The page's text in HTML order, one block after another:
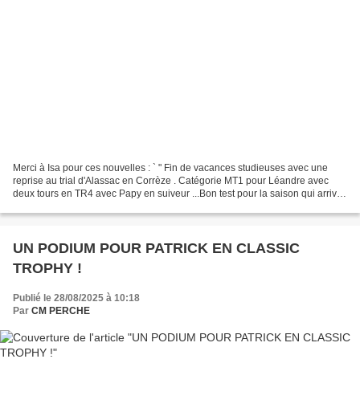
Merci à Isa pour ces nouvelles : ` " Fin de vacances studieuses avec une
reprise au trial d'Alassac en Corrèze . Catégorie MT1 pour Léandre avec
deux tours en TR4 avec Papy en suiveur ...Bon test pour la saison qui arrive .
UN PODIUM POUR PATRICK EN CLASSIC
TROPHY !
Publié le 28/08/2025 à 10:18
Par CM PERCHE